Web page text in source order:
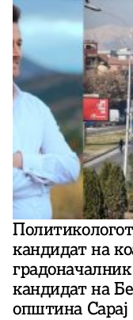
доктрина“ на
нејзиното
кандидат на
кандидат на
општина Сарај